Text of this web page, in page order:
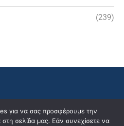
(239)
για να σας προσφέρουμε την
στη σελίδα μας. Εάν συνεχίσετε να